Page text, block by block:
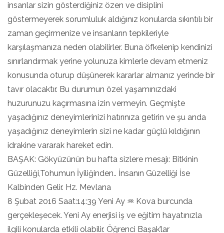
insanlar sizin gösterdiğiniz özen ve disiplini
göstermeyerek sorumluluk aldığınız konularda sıkıntılı bir
zaman geçirmenize ve insanların tepkileriyle
karşılaşmanıza neden olabilirler. Buna öfkelenip kendinizi
sınırlandırmak yerine yolunuza kimlerle devam etmeniz
konusunda oturup düşünerek kararlar almanız yerinde bir
tavır olacaktır. Bu durumun özel yaşamınızdaki
huzurunuzu kaçırmasına izin vermeyin. Geçmişte
yaşadığınız deneyimlerinizi hatırınıza getirin ve şu anda
yaşadığınız deneyimlerin sizi ne kadar güçlü kıldığının
idrakine vararak hareket edin.
BAŞAK: Gökyüzünün bu hafta sizlere mesajı: Bitkinin
Güzelliği,Tohumun İyiliğinden.. İnsanın Güzelliği İse
Kalbinden Gelir. Hz. Mevlana
8 Şubat 2016 Saat:14:39 Yeni Ay ♒ Kova burcunda
gerçekleşecek. Yeni Ay enerjisi iş ve eğitim hayatınızla
ilgili konularda etkili olabilir. Öğrenci Başak’lar